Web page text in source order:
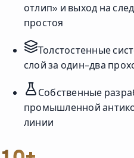
отлип» и выход на
простоя
Толстостенные
слой за один-два
Собственные
промышленной
линии